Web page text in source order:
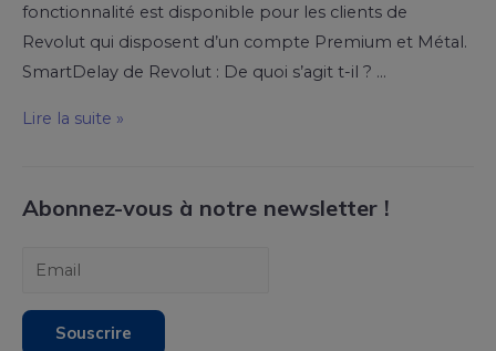
fonctionnalité est disponible pour les clients de
Revolut qui disposent d’un compte Premium et Métal.
SmartDelay de Revolut : De quoi s’agit t-il ? …
Lire la suite »
Abonnez-vous à notre newsletter !